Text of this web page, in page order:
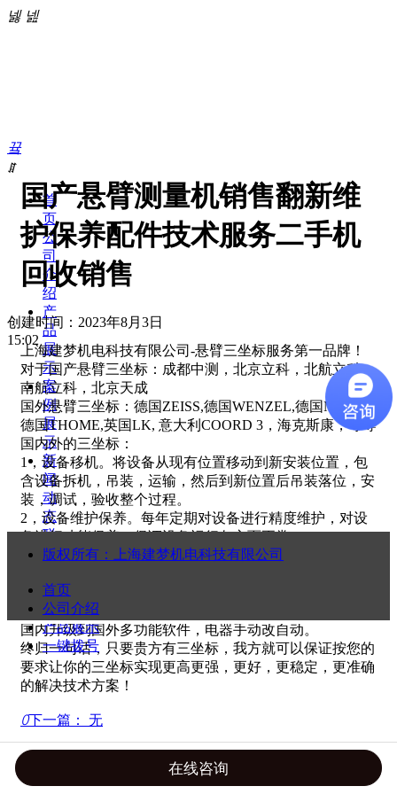
넳 넲
끀
ꁲ
首
页
公
司
介
绍
产
品
展
示
案
例
展
示
新
闻
动
态
联
系
们
国产悬臂测量机销售翻新维
护保养配件技术服务二手机
回收销售
创建时间： 2023年8月3日
15:02
上海建梦机电科技有限公司-悬臂三坐标服务第一品牌！
对于国产悬臂三坐标：成都中测，北京立科，北航立科，
南航立科，北京天成
国外悬臂三坐标：德国ZEISS,德国WENZEL,德国MORA,
德国THOME,英国LK, 意大利COORD 3，海克斯康，等等
国内外的三坐标：
1，设备移机。将设备从现有位置移动到新安装位置，包
含设备拆机，吊装，运输，然后到新位置后吊装落位，安
装，调试，验收整个过程。
2，设备维护保养。每年定期对设备进行精度维护，对设
备进行功能保养，保证设备运行各方面正常。
3，设备年检。设备每年进行维护后，进行检定标测，合
4，设备升级改造。对于现有设备功能，性能等方面需要
更高要求的，我方提供设备的机械手动-自动升级，软件
国内升级到国外多功能软件，电器手动改自动。
终归一句话，只要贵方有三坐标，我方就可以保证按您的
要求让你的三坐标实现更高更强，更好，更稳定，更准确
的解决技术方案！
ꄲ下一篇： 无
版权所有： 上海建梦机电科技有限公司
首页
公司介绍
产品展示
一键拨号
在线咨询